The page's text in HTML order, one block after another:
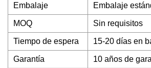
Embalaje Embalaje
MOQ Sin requisitos
Tiempo de espera 15-20 días en
Garantía 10 años de